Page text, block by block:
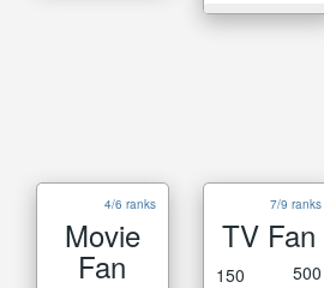
4/6 ranks
Movie
Fan
7/9 ranks
TV Fan
150 500